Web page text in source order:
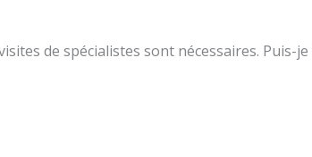
de spécialistes sont nécessaires. Puis-